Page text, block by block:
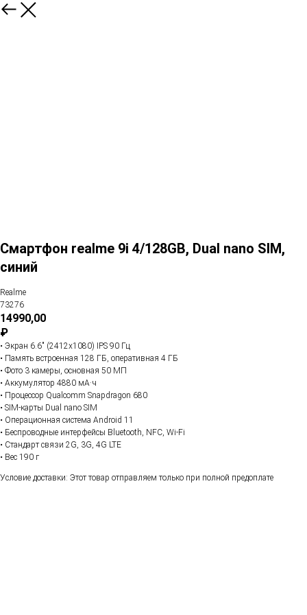
Смартфон realme 9i 4/128GB, Dual nano SIM,
синий
Realme
73276
14990,00
₽
• Экран 6.6" (2412x1080) IPS 90 Гц
• Память встроенная 128 ГБ, оперативная 4 ГБ
• Фото 3 камеры, основная 50 МП
• Аккумулятор 4880 мА·ч
• Процессор Qualcomm Snapdragon 680
• SIM-карты Dual nano SIM
• Операционная система Android 11
• Беспроводные интерфейсы Bluetooth, NFC, Wi-Fi
• Стандарт связи 2G, 3G, 4G LTE
• Вес 190 г
Условие доставки: Этот товар отправляем только при полной предоплате